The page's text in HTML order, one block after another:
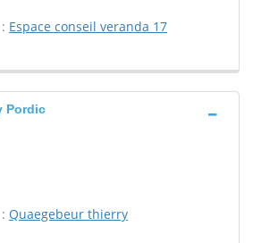
Espace conseil veranda 17
Pordic
Quaegebeur thierry